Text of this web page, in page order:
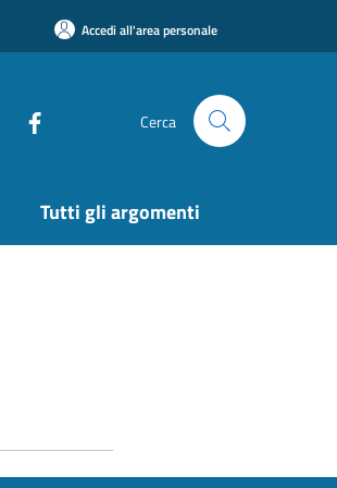
Accedi all'area personale
Cerca
Tutti gli argomenti